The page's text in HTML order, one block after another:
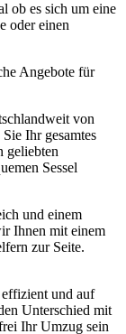
ob es sich um eine
oder einen
Angebote für
von
Ihr gesamtes
geliebten
Sessel
und einem
Ihnen mit einem
zur Seite.
und auf
Unterschied mit
Ihr Umzug sein